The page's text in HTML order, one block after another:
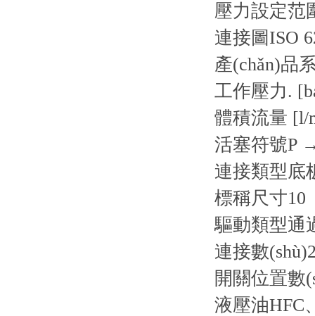
壓力設定范
連接圖ISO
產(chǎn)品
工作壓力.
體積流量 [l/
活塞符號P
連接類型底
標稱尺寸10
驅動類型通
連接數(shù)
開關位置數
液壓油HFC